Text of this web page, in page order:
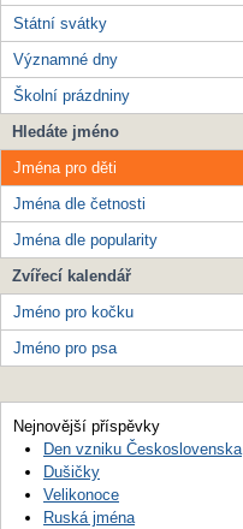
Státní svátky
Významné dny
Školní prázdniny
Hledáte jméno
Jména pro děti
Jména dle četnosti
Jména dle popularity
Zvířecí kalendář
Jméno pro kočku
Jméno pro psa
Nejnovější příspěvky
Den vzniku Československa
Dušičky
Velikonoce
Ruská jména